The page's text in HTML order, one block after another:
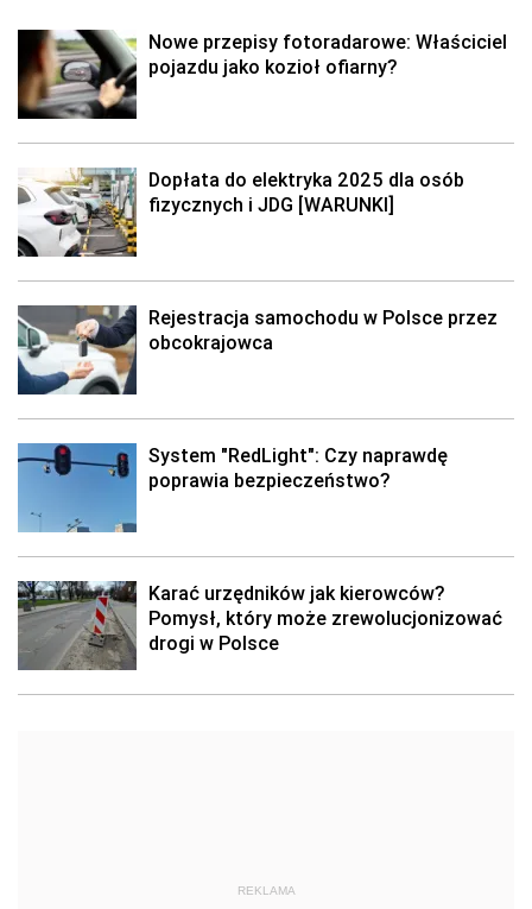
Nowe przepisy fotoradarowe: Właściciel
pojazdu jako kozioł ofiarny?
Dopłata do elektryka 2025 dla osób
fizycznych i JDG [WARUNKI]
Rejestracja samochodu w Polsce przez
obcokrajowca
System "RedLight": Czy naprawdę
poprawia bezpieczeństwo?
Karać urzędników jak kierowców?
Pomysł, który może zrewolucjonizować
drogi w Polsce
REKLAMA